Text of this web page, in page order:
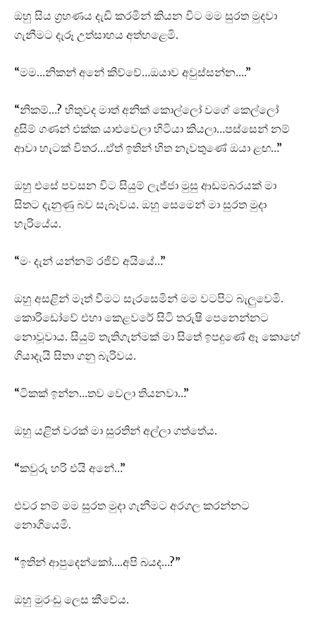
ඔහු සිය ග්‍රහණය දැඩි කරමින් කියන විට මම සුරත මුදවා
ගැනීමට දැරූ උත්සාහය අත්හළෙමි.
“මම…නිකන් අනේ කිව්වේ…ඔයාව අවුස්සන්න….”
“නිකම්…? හිතුවද මාත් අනික් කොල්ලෝ වගේ කෙල්ලෝ
දුසිම් ගණන් එක්ක යාළුවෙලා හිටියා කියලා…පස්සෙන් නම්
ආවා හැටක් විතර…ඒත් ඉතින් හිත නැවතුණේ ඔයා ළඟ…”
ඔහු එසේ පවසන විට සියුම් ලැජ්ජා මුසු ආඩමබරයක් මා
සිතට දැනුණු බව සැබෑවය. ඔහු සෙමෙන් මා සුරත මුදා
හැරියේය.
“මං දැන් යන්නම් රජිව් අයියේ…”
ඔහු අසළින් මෑත් වීමට සැරසෙමින් මම වටපිට බැලුවෙමි.
කොරිඩෝවේ එහා කෙළවරේ සිටි තරුෂි පෙනෙන්නට
නොවූවාය. සියුම් තැතිගැන්මක් මා සිතේ ඉපදුණේ ඈ කොහේ
ගියාදැයි සිතා ගනු බැරිවය.
“ටිකක් ඉන්න…තව වෙලා තියනවා…”
ඔහු යළිත් වරක් මා සුරතින් අල්ලා ගත්තේය.
“කවුරු හරි එයි අනේ…”
එවර නම් මම සුරත මුදා ගැනීමට අරගල කරන්නට
නොගියෙමි.
“ඉතින් ආපුදෙන්කෝ….අපි බයද…?”
ඔහු මුරංඩු ලෙස කීවේය.